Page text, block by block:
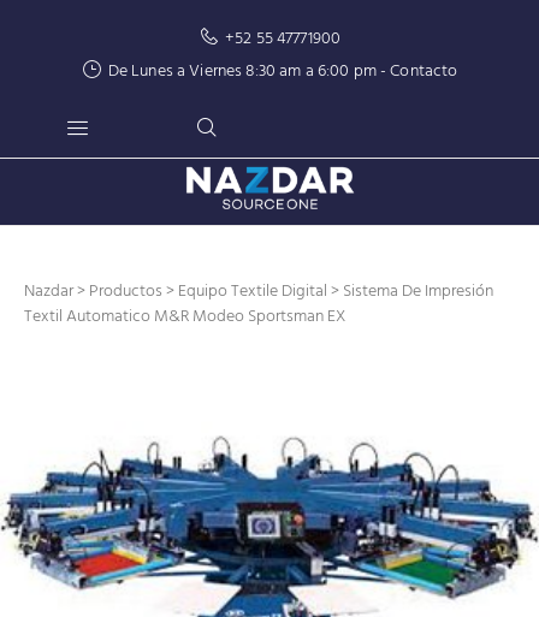
+52 55 47771900
De Lunes a Viernes 8:30 am a 6:00 pm -Contacto
Nazdar>Productos>Equipo Textile Digital> Sistema De Impresión
Textil Automatico M&R Modeo Sportsman EX